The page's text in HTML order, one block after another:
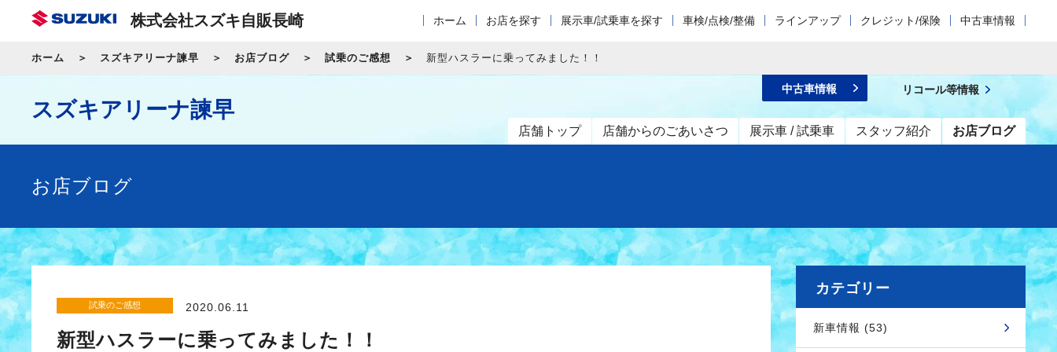
株式会社スズキ自販長崎 ホーム お店を探す 展示車/試乗車を探す 車検/点検/整備 ラインアップ クレジット/保険 中古車情報
ホーム スズキアリーナ諫早 お店ブログ 試乗のご感想 新型ハスラーに乗ってみました！！
スズキアリーナ諫早
店舗トップ 店舗からのごあいさつ 展示車 / 試乗車 スタッフ紹介 お店ブログ
中古車情報 リコール等情報
お店ブログ
試乗のご感想 2020.06.11
新型ハスラーに乗ってみました！！
カテゴリー
新車情報 (53)